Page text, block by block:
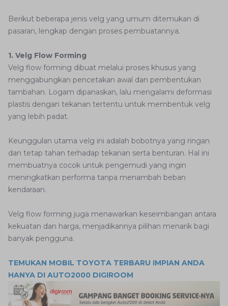
Berikut beberapa jenis velg yang umum ditemukan di
pasaran, lengkap dengan proses pembuatannya.
1. Velg Flow Forming
Velg flow forming dibuat melalui proses khusus yang
menggabungkan pencetakan awal dan pembentukan
tambahan. Logam dipanaskan, lalu mengalami deformasi
plastis dengan tekanan tertentu untuk membentuk velg
yang lebih padat.
Keunggulan utama velg ini adalah bobotnya yang ringan
dan tetap tahan terhadap tekanan serta benturan. Hal ini
membuatnya cocok untuk pengemudi yang ingin
meningkatkan performa tanpa menambah beban
kendaraan.
Velg flow forming juga menawarkan keseimbangan antara
kekuatan dan harga, menjadikannya pilihan menarik bagi
banyak pengguna.
TEMUKAN MOBIL TOYOTA TERBARU IMPIAN ANDA
HANYA DI AUTO2000 DIGIROOM